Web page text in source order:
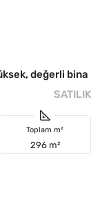
değerli bina
SATILIK
Toplam m²
296 m²